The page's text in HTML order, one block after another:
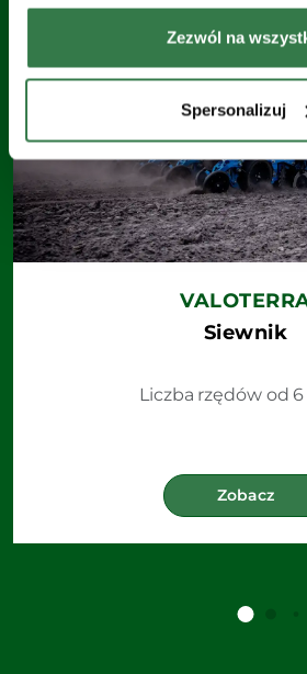
Zezwól na
Spersonalizuj
Siewnik
Liczba rzędów od 6
Zobacz